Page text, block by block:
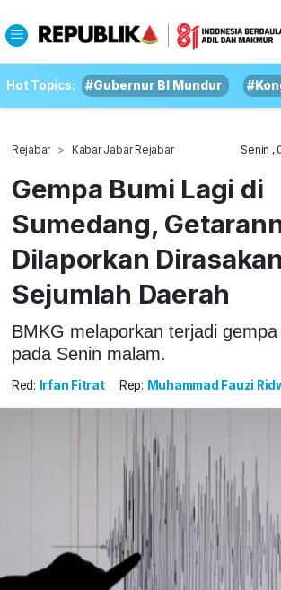
Hot Topics: #Gubernur BI Mundur
Rejabar Kabar Jabar Rejabar Senin ,
Gempa Bumi Lagi di
Sumedang,
Dilaporkan
Sejumlah Daerah
BMKG melaporkan terjadi
pada Senin malam.
Red: Irfan Fitrat Rep: Muhammad Fauzi